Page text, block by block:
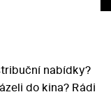
nabídky?
do kina? Rádi